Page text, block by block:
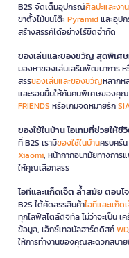
B2S จัดเต็มอุปกรณ์ศิลปะและงา
ขาตั้งไม้บนโต๊ะPyramidและอุป
สร้างสรรค์ได้อย่างไร้ขีดจำกัด
ของเล่นและของขวัญ สุดพิเศ
มองหาของเล่นเสริมพัฒนาการ
สรรของเล่นและของขวัญหลากห
และรอยยิ้มให้กับคนพิเศษของคุณ
FRIENDS หรือเกมจดหมายรัก
ของใช้ในบ้าน ไอเทมที่ช่วยให้
ที่ B2S เรามีของใช้ในบ้านครบครัน
Xiaomi, หน้ากากอนามัยทางการ
ให้คุณเลือกสรร
ไอทีและแก็ดเจ็ต ล้ำสมัย ตอบ
B2S ได้คัดสรรสินค้าไอทีและแก็ด
ทุกไลฟ์สไตล์ดิจิทัล ไม่ว่าจะเป็น เ
ข้อมูล, เอ็กซ์เทอนัลฮาร์ดดิสก์WD
ให้การทำงานของคุณสะดวกสบา